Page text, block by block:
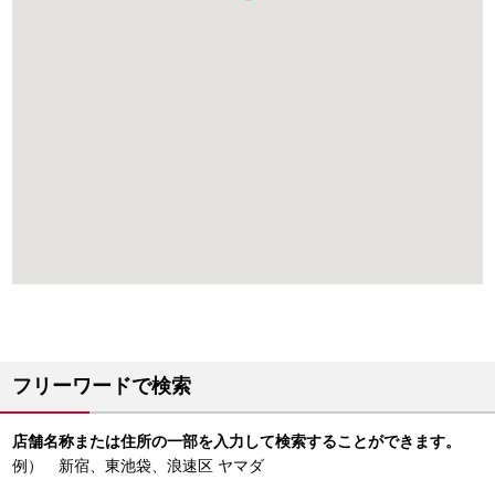
フリーワードで検索
店舗名称または住所の一部を入力して検索することができます。
例） 新宿、東池袋、浪速区 ヤマダ